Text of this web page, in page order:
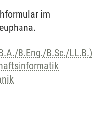
im
B.Eng./B.Sc./LL.B.)